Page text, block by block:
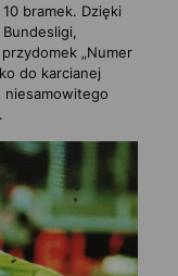
bramek. Dzięki
„Numer
do karcianej
niesamowitego